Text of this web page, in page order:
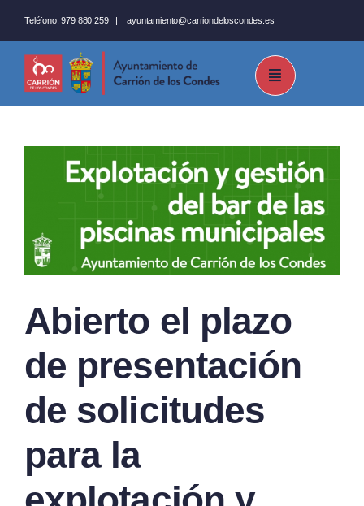
al
contenido
Teléfono: 979 880 259 |ayuntamiento@carriondeloscondes.es
Abierto el plazo
de presentación
de solicitudes
para la